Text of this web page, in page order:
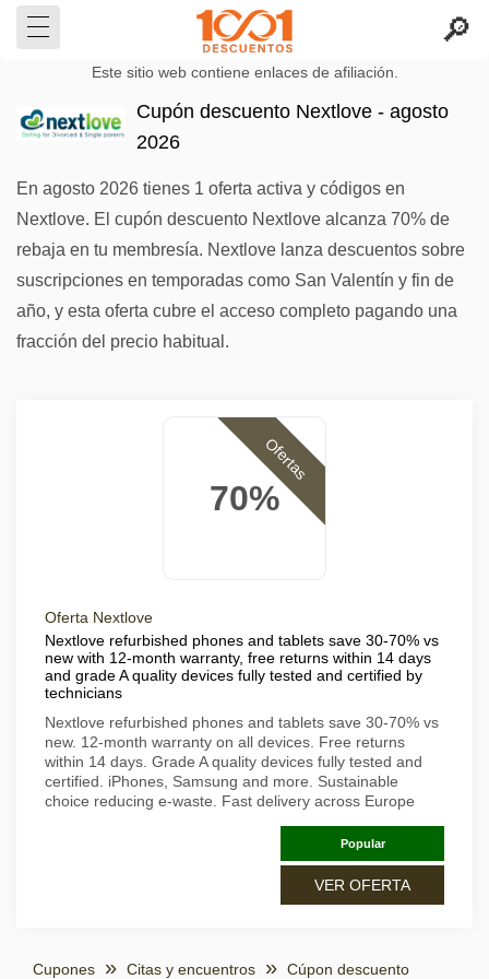
Este sitio web contiene enlaces de afiliación.
Cupón descuento Nextlove - agosto
2026
En agosto 2026 tienes 1 oferta activa y códigos en
Nextlove. El cupón descuento Nextlove alcanza 70% de
rebaja en tu membresía. Nextlove lanza descuentos sobre
suscripciones en temporadas como San Valentín y fin de
año, y esta oferta cubre el acceso completo pagando una
fracción del precio habitual.
70%
Ofertas
Oferta Nextlove
Nextlove refurbished phones and tablets save 30-70% vs
new with 12-month warranty, free returns within 14 days
and grade A quality devices fully tested and certified by
technicians
Nextlove refurbished phones and tablets save 30-70% vs
new. 12-month warranty on all devices. Free returns
within 14 days. Grade A quality devices fully tested and
certified. iPhones, Samsung and more. Sustainable
choice reducing e-waste. Fast delivery across Europe
Popular
VER OFERTA
Cupones Citas y encuentros Cúpon descuento